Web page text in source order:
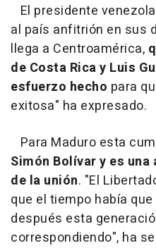
El presidente
al país anfitrión en sus
llega a Centroamérica,
de Costa Rica y Luis
esfuerzo hecho para
exitosa" ha expresado.
Para Maduro esta
Simón Bolívar y es
de la unión. "El
que el tiempo había
después esta
correspondiendo", ha